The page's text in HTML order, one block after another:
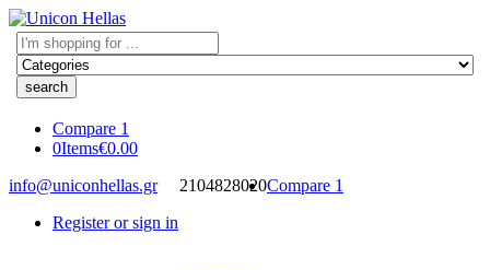
Search
here
Compare 1
0Items€0.00
info@uniconhellas.gr
2104828020Compare 1
Register or sign in